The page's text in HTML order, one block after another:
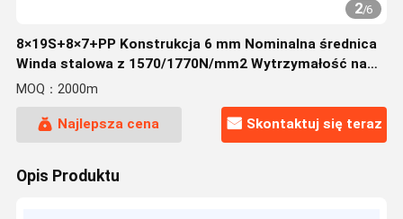
2/6
8×19S+8×7+PP Konstrukcja 6 mm Nominalna średnica
Winda stalowa z 1570/1770N/mm2 Wytrzymałość na
rozciąganie
MOQ：2000m
Najlepsza cena Skontaktuj się teraz
Opis Produktu